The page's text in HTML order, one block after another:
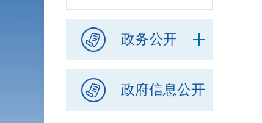
政务公开
政府信息公开